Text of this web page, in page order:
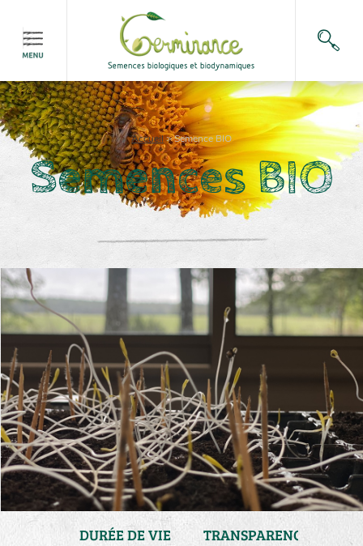
Accueil>Semence BIO
Semences BIO
DURÉE DE VIE TRANSPARENCE